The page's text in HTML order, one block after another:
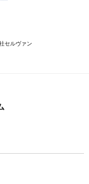
セルヴァン